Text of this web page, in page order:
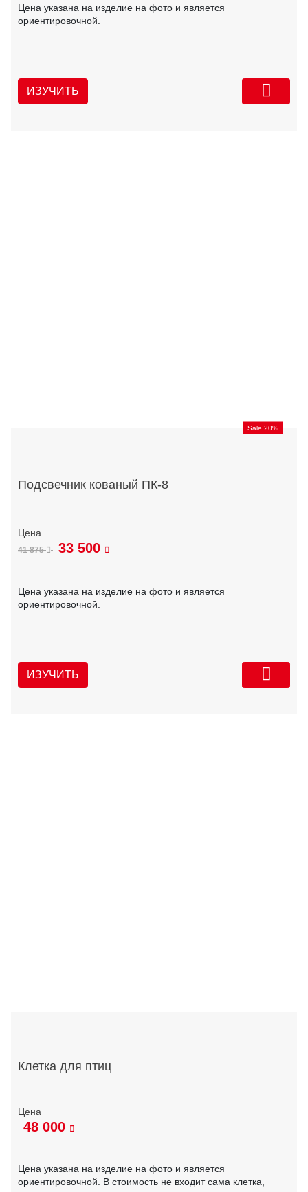
Цена указана на изделие на фото и является
ориентировочной.
ИЗУЧИТЬ
Sale 20%
Подсвечник кованый ПК-8
41 875 33 500
Цена указана на изделие на фото и является
ориентировочной.
ИЗУЧИТЬ
Клетка для птиц
48 000
Цена указана на изделие на фото и является
ориентировочной. В стоимость не входит сама клетка,